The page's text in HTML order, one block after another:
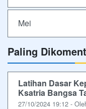
Mei
Paling
Latihan Dasar
Ksatria Bangsa
27/10/2024 19:12 -